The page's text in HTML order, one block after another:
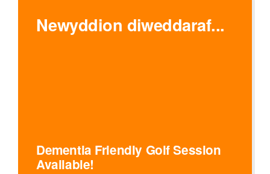
Newyddion diweddaraf...
Dementia Friendly Golf Session
Available!